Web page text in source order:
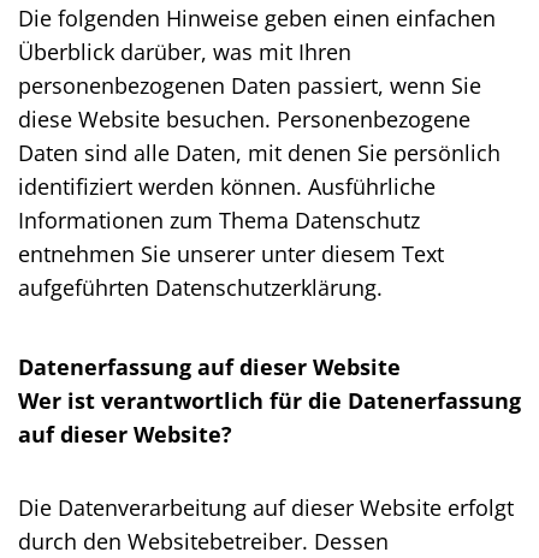
Die folgenden Hinweise geben einen einfachen
Überblick darüber, was mit Ihren
personenbezogenen Daten passiert, wenn Sie
diese Website besuchen. Personenbezogene
Daten sind alle Daten, mit denen Sie persönlich
identifiziert werden können. Ausführliche
Informationen zum Thema Datenschutz
entnehmen Sie unserer unter diesem Text
aufgeführten Datenschutzerklärung.
Datenerfassung auf dieser Website
Wer ist verantwortlich für die Datenerfassung
auf dieser Website?
Die Datenverarbeitung auf dieser Website erfolgt
durch den Websitebetreiber. Dessen